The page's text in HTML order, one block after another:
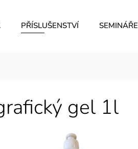
PŘÍSLUŠENSTVÍ SEMINÁŘE
gel 1l